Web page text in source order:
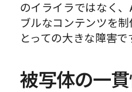
のイライラではなく
ブルなコンテンツを
とっての大きな障害で
被写体の一